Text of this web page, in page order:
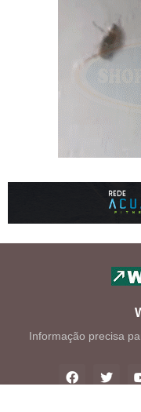
Informação precisa